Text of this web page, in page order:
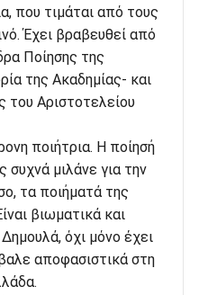
που τιμάται από τους
Έχει βραβευθεί από
Ποίησης της
της Ακαδημίας- και
του Αριστοτελείου
ποιήτρια. Η ποίησή
συχνά μιλάνε για την
τα ποιήματά της
βιωματικά και
όχι μόνο έχει
αποφασιστικά στη